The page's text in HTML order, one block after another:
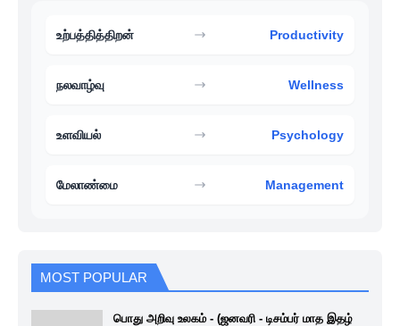
உற்பத்தித்திறன் Productivity
நலவாழ்வு Wellness
உளவியல் Psychology
மேலாண்மை Management
MOST POPULAR
பொது அறிவு உலகம் - (ஜனவரி - டிசம்பர் மாத இதழ்